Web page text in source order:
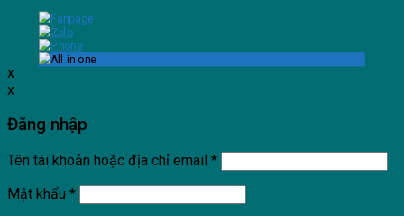
x
x
Đăng nhập
Tên tài khoản hoặc địa chỉ email *
Mật khẩu *